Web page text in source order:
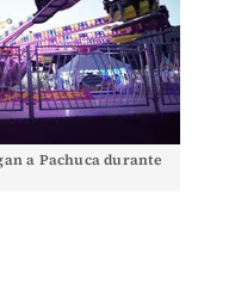
a Pachuca durante